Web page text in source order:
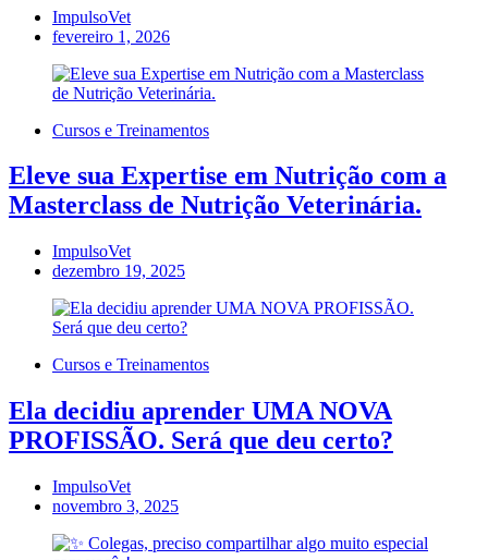
ImpulsoVet
fevereiro 1, 2026
Cursos e Treinamentos
Eleve sua Expertise em Nutrição com a
Masterclass de Nutrição Veterinária.
ImpulsoVet
dezembro 19, 2025
Cursos e Treinamentos
Ela decidiu aprender UMA NOVA
PROFISSÃO. Será que deu certo?
ImpulsoVet
novembro 3, 2025